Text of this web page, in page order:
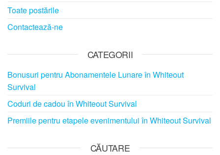
Toate postările
Contactează-ne
CATEGORII
Bonusuri pentru Abonamentele Lunare în Whiteout
Survival
Coduri de cadou în Whiteout Survival
Premiile pentru etapele evenimentului în Whiteout Survival
CĂUTARE